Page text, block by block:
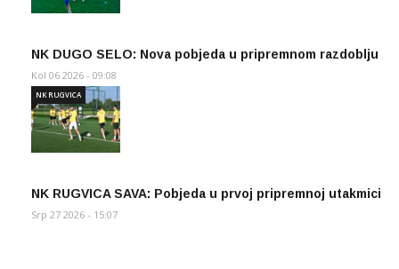
NK DUGO SELO: Nova pobjeda u pripremnom razdoblju
Kol 06 2026 - 09:08
NK RUGVICA SAVA: Pobjeda u prvoj pripremnoj utakmici
NK RUGVICA
Srp 27 2026 - 15:07